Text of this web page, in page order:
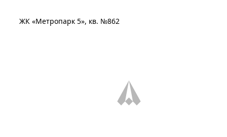
ЖК «Метропарк 5», кв. №862